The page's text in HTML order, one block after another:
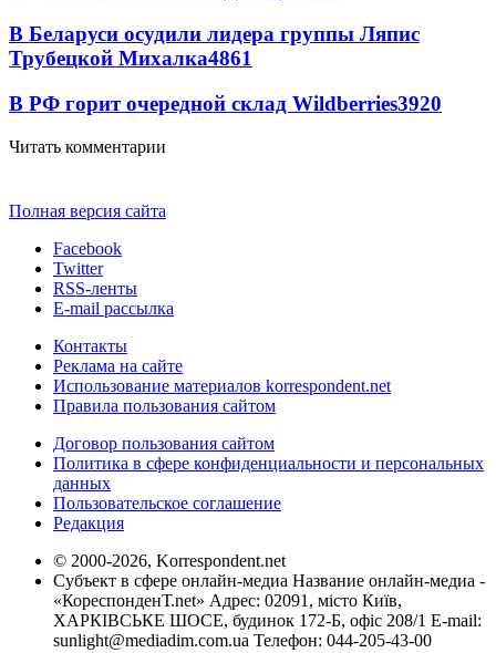
В Беларуси осудили лидера группы Ляпис
Трубецкой Михалка4861
В РФ горит очередной склад Wildberries3920
Читать комментарии
Полная версия сайта
Facebook
Twitter
RSS-ленты
E-mail рассылка
Контакты
Реклама на сайте
Использование материалов korrespondent.net
Правила пользования сайтом
Договор пользования сайтом
Политика в сфере конфиденциальности и персональных
данных
Пользовательское соглашение
Редакция
© 2000-2026, Korrespondent.net
Субъект в сфере онлайн-медиа Название онлайн-медиа -
«КореспонденТ.net» Адрес: 02091, місто Київ,
ХАРКІВСЬКЕ ШОСЕ, будинок 172-Б, офіс 208/1 E-mail:
sunlight@mediadim.com.ua Телефон: 044-205-43-00